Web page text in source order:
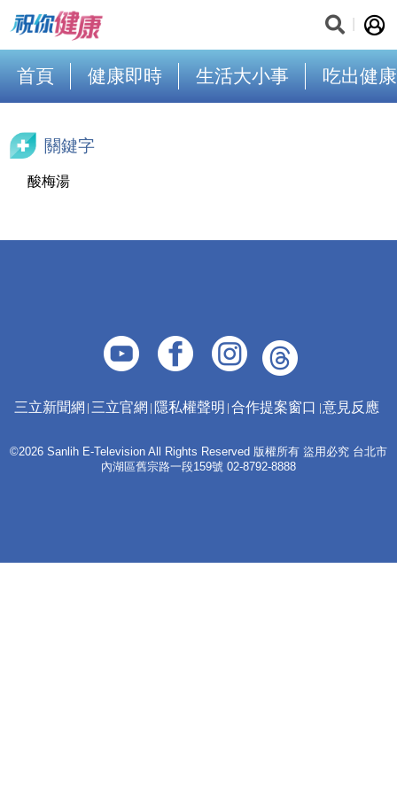
首頁 健康即時 生活大小事 吃出健康
關鍵字
酸梅湯
三立新聞網 三立官網 隱私權聲明 合作提案窗口 意見反應
©2026 Sanlih E-Television All Rights Reserved 版權所有 盜用必究 台北市
內湖區舊宗路一段159號 02-8792-8888